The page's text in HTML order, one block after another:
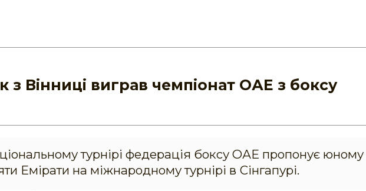
з Вінниці виграв чемпіонат ОАЕ з боксу
турнірі федерація боксу ОАЕ пропонує юному
Емірати на міжнародному турнірі в Сінгапурі.